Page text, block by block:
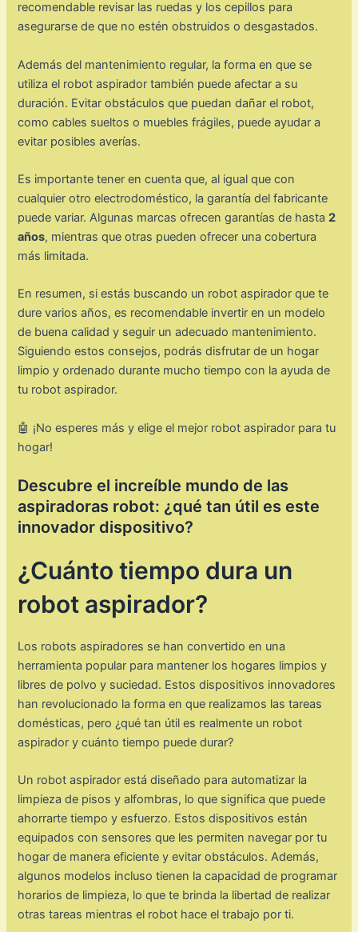
recomendable revisar las ruedas y los cepillos para
asegurarse de que no estén obstruidos o desgastados.
Además del mantenimiento regular, la forma en que se
utiliza el robot aspirador también puede afectar a su
duración. Evitar obstáculos que puedan dañar el robot,
como cables sueltos o muebles frágiles, puede ayudar a
evitar posibles averías.
Es importante tener en cuenta que, al igual que con
cualquier otro electrodoméstico, la garantía del fabricante
puede variar. Algunas marcas ofrecen garantías de hasta2
años, mientras que otras pueden ofrecer una cobertura
más limitada.
En resumen, si estás buscando un robot aspirador que te
dure varios años, es recomendable invertir en un modelo
de buena calidad y seguir un adecuado mantenimiento.
Siguiendo estos consejos, podrás disfrutar de un hogar
limpio y ordenado durante mucho tiempo con la ayuda de
tu robot aspirador.
🤖 ¡No esperes más y elige el mejor robot aspirador para tu
hogar!
Descubre el increíble mundo de las
aspiradoras robot: ¿qué tan útil es este
innovador dispositivo?
¿Cuánto tiempo dura un
robot aspirador?
Los robots aspiradores se han convertido en una
herramienta popular para mantener los hogares limpios y
libres de polvo y suciedad. Estos dispositivos innovadores
han revolucionado la forma en que realizamos las tareas
domésticas, pero ¿qué tan útil es realmente un robot
aspirador y cuánto tiempo puede durar?
Un robot aspirador está diseñado para automatizar la
limpieza de pisos y alfombras, lo que significa que puede
ahorrarte tiempo y esfuerzo. Estos dispositivos están
equipados con sensores que les permiten navegar por tu
hogar de manera eficiente y evitar obstáculos. Además,
algunos modelos incluso tienen la capacidad de programar
horarios de limpieza, lo que te brinda la libertad de realizar
otras tareas mientras el robot hace el trabajo por ti.